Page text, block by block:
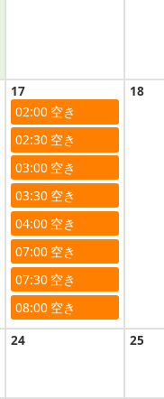
17
02:00
02:30
03:00
03:30
04:00
07:00
07:30
08:00
18
24 25